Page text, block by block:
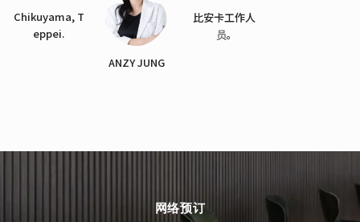
Chikuyama, T
eppei.
ANZY JUNG
比安卡工作人
员。
网络预订